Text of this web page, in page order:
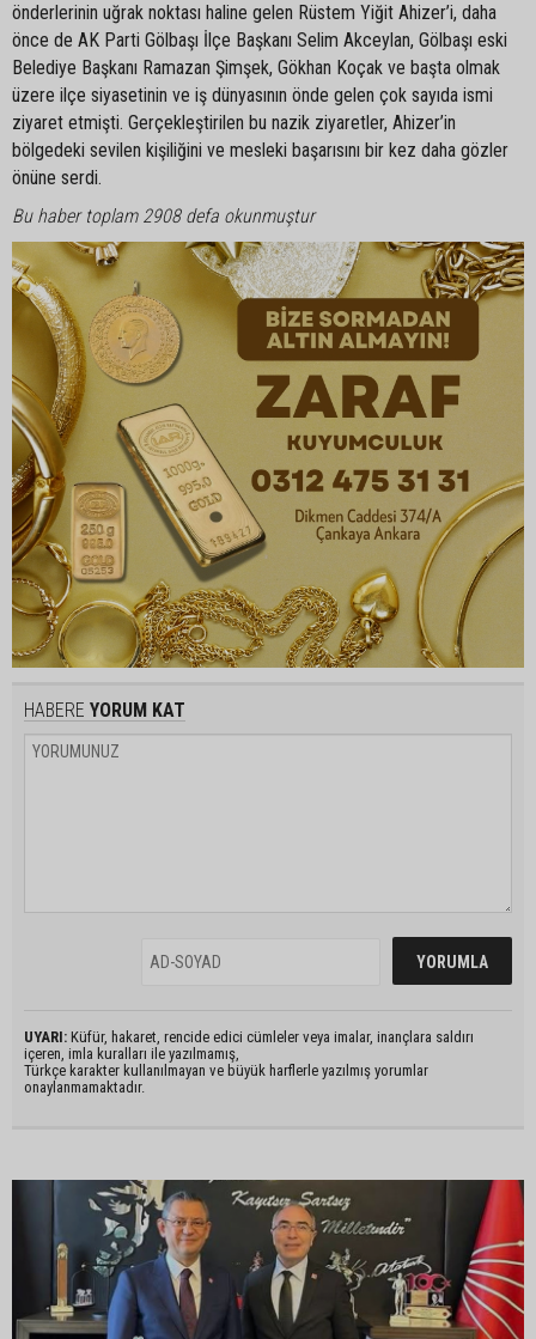
önderlerinin uğrak noktası haline gelen Rüstem Yiğit Ahizer’i, daha
önce de AK Parti Gölbaşı İlçe Başkanı Selim Akceylan, Gölbaşı eski
Belediye Başkanı Ramazan Şimşek, Gökhan Koçak ve başta olmak
üzere ilçe siyasetinin ve iş dünyasının önde gelen çok sayıda ismi
ziyaret etmişti. Gerçekleştirilen bu nazik ziyaretler, Ahizer’in
bölgedeki sevilen kişiliğini ve mesleki başarısını bir kez daha gözler
önüne serdi.
Bu haber toplam 2908 defa okunmuştur
HABERE YORUM KAT
UYARI: Küfür, hakaret, rencide edici cümleler veya imalar, inançlara saldırı
içeren, imla kuralları ile yazılmamış,
Türkçe karakter kullanılmayan ve büyük harflerle yazılmış yorumlar
onaylanmamaktadır.